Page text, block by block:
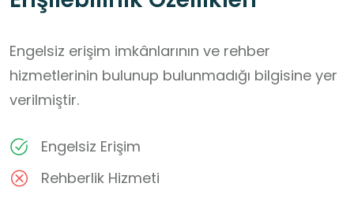
Engelsiz erişim imkânlarının ve rehber
hizmetlerinin bulunup bulunmadığı bilgisine yer
verilmiştir.
Engelsiz Erişim
Rehberlik Hizmeti